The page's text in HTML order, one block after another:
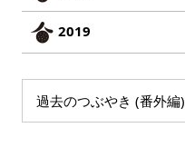
2019
過去のつぶやき (番外編)